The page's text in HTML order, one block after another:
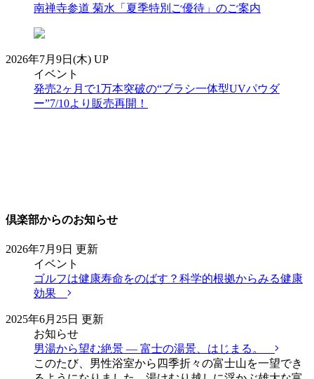
南禅寺参道 菊水「夏季特別ご優待」のご案内
2026年7月9日(木) UP
イベント
発売2ヶ月で1万本突破の“ブラシ一体型UVパウダ
ー”7/10より販売再開！
倶楽部からのお知らせ
2026年7月9日 更新
イベント
ゴルフは健康寿命をのばす？科学的根拠からみる健康
効果
2025年6月25日 更新
お知らせ
男湯から望む絶景 ― 富士の湯景、はじまる。
このたび、男性浴室から四季折々の富士山を一望でき